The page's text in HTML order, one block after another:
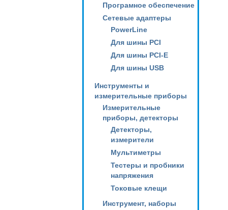
Програмное обеспечение
Сетевые адаптеры
PowerLine
Для шины PCI
Для шины PCI-E
Для шины USB
Инструменты и
измерительные приборы
Измерительные
приборы, детекторы
Детекторы,
измерители
Мультиметры
Тестеры и пробники
напряжения
Токовые клещи
Инструмент, наборы